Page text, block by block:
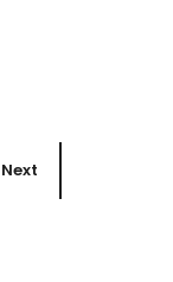
Next